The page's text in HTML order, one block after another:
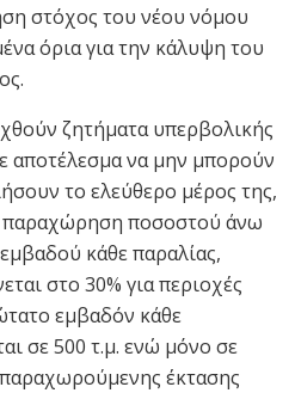
στόχος του νέου νόμου
όρια για την κάλυψη του
ζητήματα υπερβολικής
αποτέλεσμα να μην μπορούν
το ελεύθερο μέρος της,
παραχώρηση ποσοστού άνω
κάθε παραλίας,
στο 30% για περιοχές
εμβαδόν κάθε
σε 500 τ.μ. ενώ μόνο σε
έκτασης